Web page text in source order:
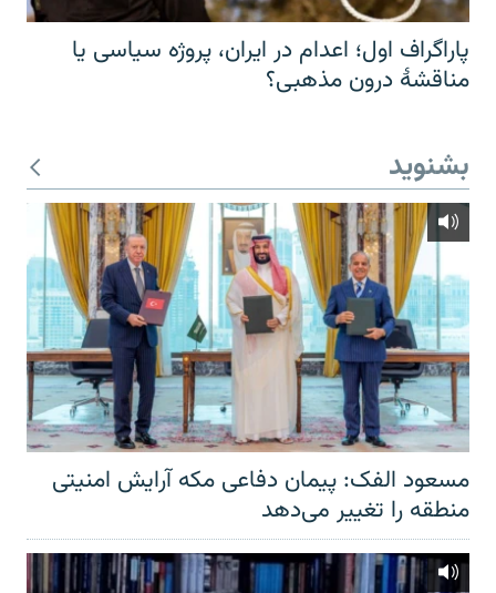
پاراگراف اول؛ اعدام در ایران، پروژه سیاسی یا
مناقشهٔ درون مذهبی؟
بشنوید
مسعود الفک: پیمان دفاعی مکه آرایش امنیتی
منطقه را تغییر می‌دهد